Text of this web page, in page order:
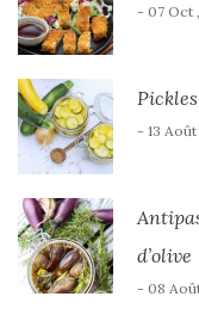
- 07 Oct
- 13
d’olive
- 08